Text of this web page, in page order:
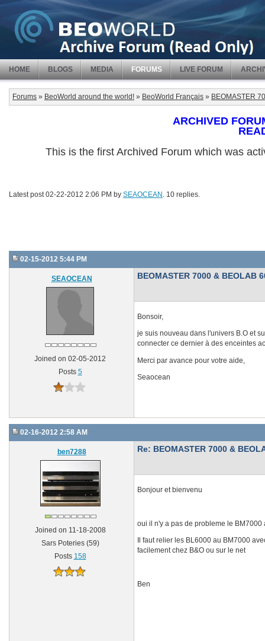
HOME BLOGS MEDIA FORUMS LIVE FORUM
Forums » BeoWorld around the world! » BeoWorld Français » BEOMASTER
ARCHIVED
This is the first Archived Forum which was
Latest post 02-22-2012 2:06 PM by SEAOCEAN . 10 replies.
02-15-2012 5:44 PM
SEAOCEAN
Joined on 02-05-2012
Posts 5
BEOMASTER 7000 & BEOLAB
Bonsoir,
je suis nouveau dans l'univers B.O et
connecter ce dernier à des enceintes
Merci par avance pour votre aide,
Seaocean
02-16-2012 2:58 AM
ben7288
Joined on 11-18-2008
Sars Poteries (59)
Posts 158
Re: BEOMASTER 7000 &
Bonjour et bienvenu
oui il n'y a pas de probleme le
Il faut relier les BL6000 au BM7000
facilement chez B&O ou sur le net
Ben